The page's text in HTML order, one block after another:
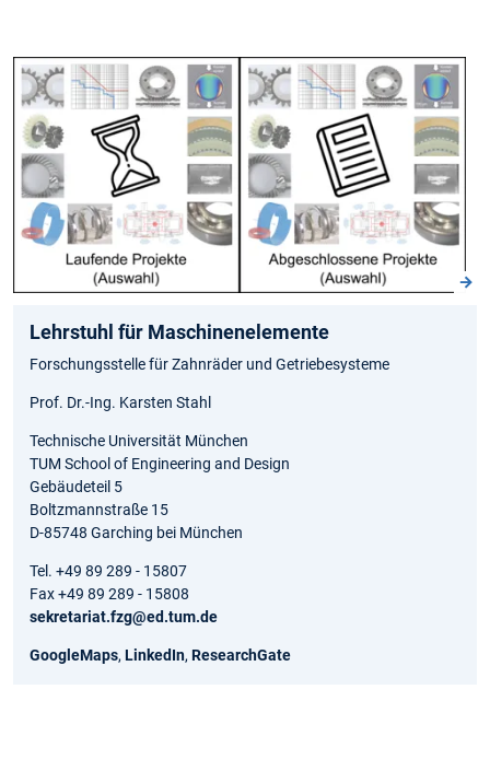
Lehrstuhl für Maschinenelemente
Forschungsstelle für Zahnräder und Getriebesysteme
Prof. Dr.-Ing. Karsten Stahl
Technische Universität München
TUM School of Engineering and Design
Gebäudeteil 5
Boltzmannstraße 15
D-85748 Garching bei München
Tel. +49 89 289 - 15807
Fax +49 89 289 - 15808
sekretariat.fzg@ed.tum.de
GoogleMaps, LinkedIn, ResearchGate